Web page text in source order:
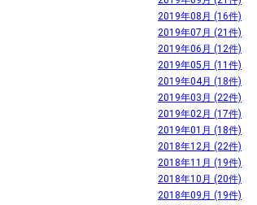
2019年08月 (16件)
2019年07月 (21件)
2019年06月 (12件)
2019年05月 (11件)
2019年04月 (18件)
2019年03月 (22件)
2019年02月 (17件)
2019年01月 (18件)
2018年12月 (22件)
2018年11月 (19件)
2018年10月 (20件)
2018年09月 (19件)